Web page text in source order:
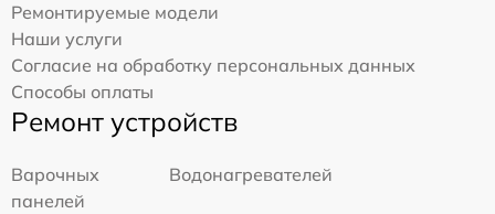
Ремонтируемые модели
Наши услуги
Согласие на обработку персональных данных
Способы оплаты
Ремонт устройств
Варочных
панелей
Водонагревателей